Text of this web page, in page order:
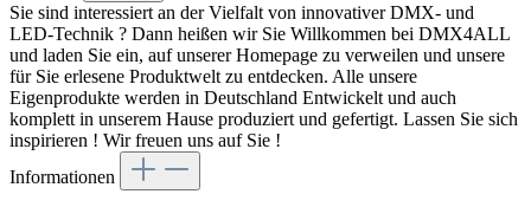
Sie sind interessiert an der Vielfalt von innovativer DMX- und
LED-Technik ? Dann heißen wir Sie Willkommen bei DMX4ALL
und laden Sie ein, auf unserer Homepage zu verweilen und unsere
für Sie erlesene Produktwelt zu entdecken. Alle unsere
Eigenprodukte werden in Deutschland Entwickelt und auch
komplett in unserem Hause produziert und gefertigt. Lassen Sie sich
inspirieren ! Wir freuen uns auf Sie !
Informationen